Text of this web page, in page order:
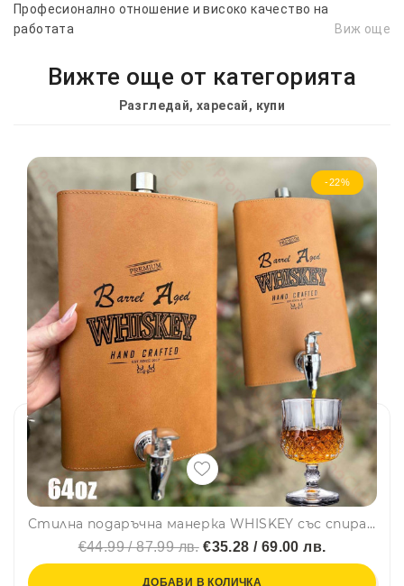
Професионално отношение и високо качество на
работата
Виж още
Вижте още от категорията
Разгледай, харесай, купи
-22%
Стилна подаръчна манерка WHISKEY със спирателно кранче FH-99, YH-64oz, неръждаема стомана и кожа
€44.99 / 87.99 лв.€35.28 / 69.00 лв.
ДОБАВИ В КОЛИЧКА